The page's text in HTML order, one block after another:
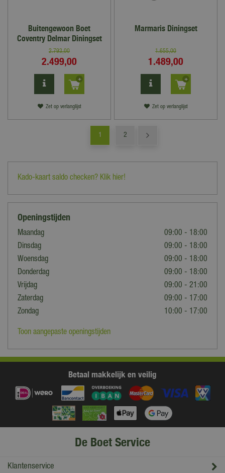
Buitengewoon Boet
Coventry Delmar Diningset
2.793,00
2.499,00
Zet op verlanglijst
Marmaris Diningset
1.655,00
1.489,00
Zet op verlanglijst
1 2
Kado-kaart saldo checken? Klik hier!
Openingstijden
Maandag
09:00 - 18:00
Dinsdag
09:00 - 18:00
Woensdag
09:00 - 18:00
Donderdag
09:00 - 18:00
Vrijdag
09:00 - 21:00
Zaterdag
09:00 - 17:00
Zondag
10:00 - 17:00
Toon aangepaste openingstijden
Betaal makkelijk en veilig
De Boet Service
Klantenservice